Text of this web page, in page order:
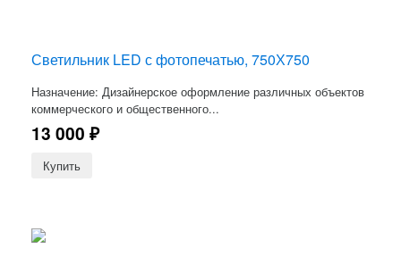
Светильник LED с фотопечатью, 750Х750
Назначение: Дизайнерское оформление различных объектов
коммерческого и общественного...
13 000 ₽